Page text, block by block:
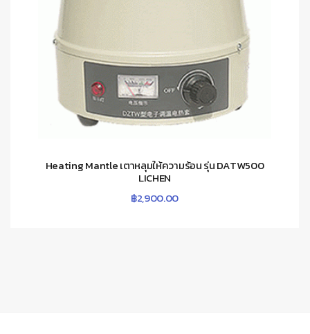
Heating Mantle เตาหลุมให้ความร้อน รุ่น DATW500
LICHEN
฿2,900.00